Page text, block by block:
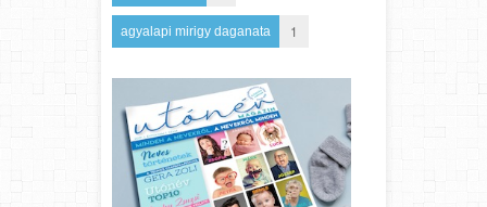
agyalapi mirigy daganata 1